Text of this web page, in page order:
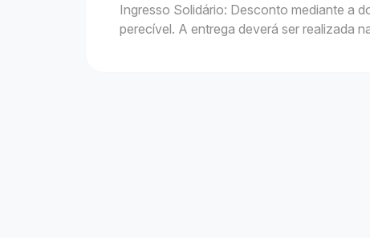
Ingresso Solidário: Desconto mediante a
perecível. A entrega deverá ser realizada